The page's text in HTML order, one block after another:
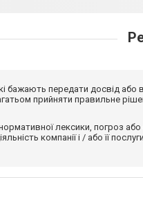
бажають передати досвід
прийняти правильне
лексики, погроз
компанії і / або її